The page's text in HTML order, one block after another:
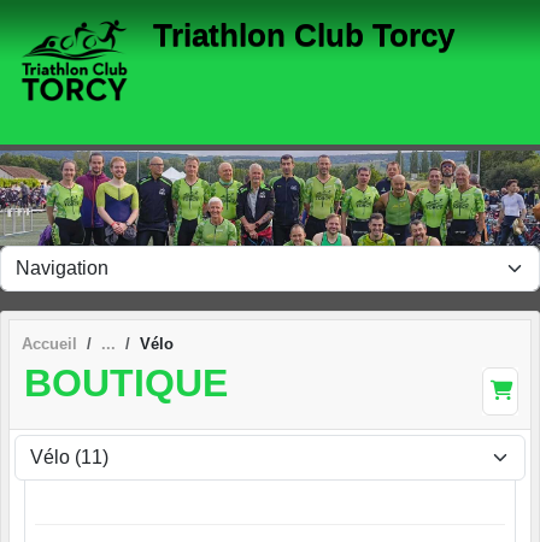
Triathlon Club Torcy
Accueil Vélo
BOUTIQUE